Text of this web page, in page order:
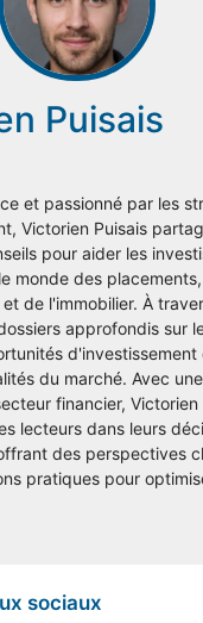
Puisais
et passionné par les
Victorien Puisais
pour aider les
monde des
de l'immobilier. À
approfondis sur
d'investissement
du marché. Avec
financier, Victorien
lecteurs dans leurs
des perspectives
pratiques pour
sociaux